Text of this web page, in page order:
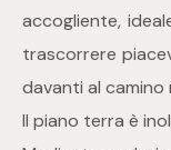
accogliente,
trascorrere
davanti al camino
Il piano terra è
5
5+